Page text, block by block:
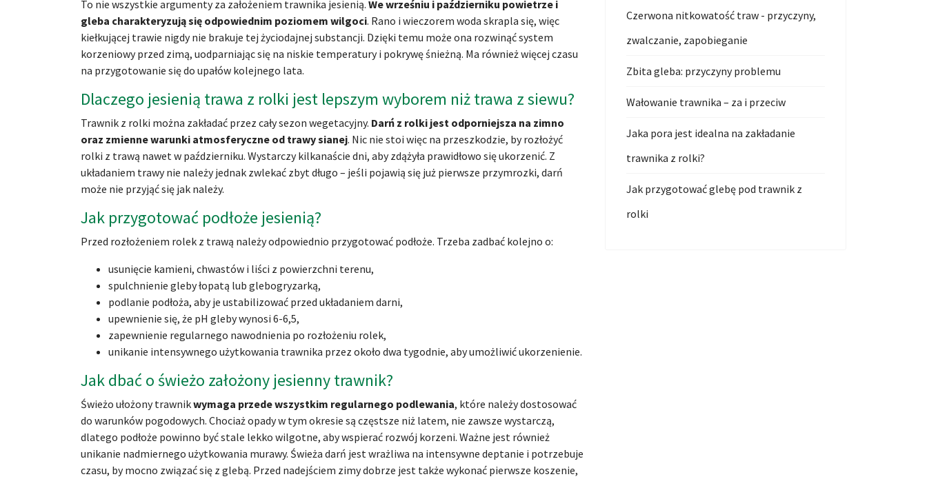
To nie wszystkie argumenty za założeniem trawnika jesienią. We wrześniu i październiku powietrze i
gleba charakteryzują się odpowiednim poziomem wilgoci. Rano i wieczorem woda skrapla się, więc
kiełkującej trawie nigdy nie brakuje tej życiodajnej substancji. Dzięki temu może ona rozwinąć system
korzeniowy przed zimą, uodparniając się na niskie temperatury i pokrywę śnieżną. Ma również więcej czasu
na przygotowanie się do upałów kolejnego lata.
Dlaczego jesienią trawa z rolki jest lepszym wyborem niż trawa z siewu?
Trawnik z rolki można zakładać przez cały sezon wegetacyjny. Darń z rolki jest odporniejsza na zimno
oraz zmienne warunki atmosferyczne od trawy sianej. Nic nie stoi więc na przeszkodzie, by rozłożyć
rolki z trawą nawet w październiku. Wystarczy kilkanaście dni, aby zdążyła prawidłowo się ukorzenić. Z
układaniem trawy nie należy jednak zwlekać zbyt długo – jeśli pojawią się już pierwsze przymrozki, darń
może nie przyjąć się jak należy.
Jak przygotować podłoże jesienią?
Przed rozłożeniem rolek z trawą należy odpowiednio przygotować podłoże. Trzeba zadbać kolejno o:
usunięcie kamieni, chwastów i liści z powierzchni terenu,
spulchnienie gleby łopatą lub glebogryzarką,
podlanie podłoża, aby je ustabilizować przed układaniem darni,
upewnienie się, że pH gleby wynosi 6-6,5,
zapewnienie regularnego nawodnienia po rozłożeniu rolek,
unikanie intensywnego użytkowania trawnika przez około dwa tygodnie, aby umożliwić ukorzenienie.
Jak dbać o świeżo założony jesienny trawnik?
Świeżo ułożony trawnikwymaga przede wszystkim regularnego podlewania, które należy dostosować
do warunków pogodowych. Chociaż opady w tym okresie są częstsze niż latem, nie zawsze wystarczą,
dlatego podłoże powinno być stale lekko wilgotne, aby wspierać rozwój korzeni. Ważne jest również
unikanie nadmiernego użytkowania murawy. Świeża darń jest wrażliwa na intensywne deptanie i potrzebuje
czasu, by mocno związać się z glebą. Przed nadejściem zimy dobrze jest także wykonać pierwsze koszenie,
Czerwona nitkowatość traw - przyczyny,
zwalczanie, zapobieganie
Zbita gleba: przyczyny problemu
Wałowanie trawnika – za i przeciw
Jaka pora jest idealna na zakładanie
trawnika z rolki?
Jak przygotować glebę pod trawnik z
rolki